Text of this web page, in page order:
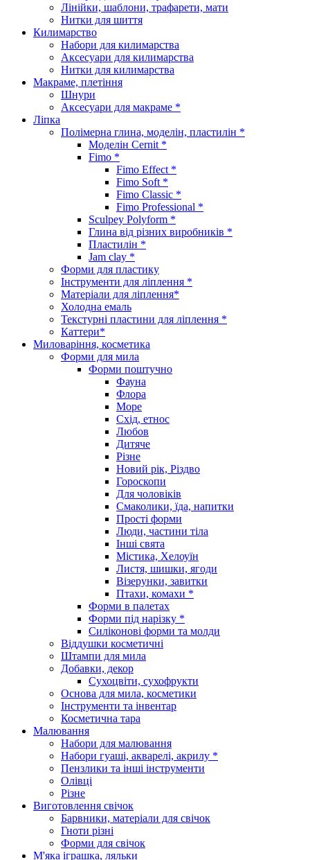
Лінійки, шаблони, трафарети, мати
Нитки для шиття
Килимарство
Набори для килимарства
Аксесуари для килимарства
Нитки для килимарства
Макраме, плетіння
Шнури
Аксесуари для макраме *
Ліпка
Полімерна глина, моделін, пластилін *
Моделін Cernit *
Fimo *
Fimo Effect *
Fimo Soft *
Fimo Classic *
Fimo Professional *
Sculpey Polyform *
Глина від різних виробників *
Пластилін *
Jam clay *
Форми для пластику
Інструменти для ліплення *
Матеріали для ліплення*
Холодна емаль
Текстурні пластини для ліплення *
Каттери*
Миловаріння, косметика
Форми для мила
Форми поштучно
Фауна
Флора
Море
Схід, етнос
Любов
Дитяче
Різне
Новий рік, Різдво
Гороскопи
Для чоловіків
Смаколики, їда, напитки
Прості форми
Люди, частини тіла
Інші свята
Містика, Хелоуїн
Листя, шишки, ягоди
Візерунки, завитки
Птахи, комахи *
Форми в палетах
Форми під нарізку *
Силіконові форми та молди
Віддушки косметичні
Штампи для мила
Добавки, декор
Сухоцвіти, сухофрукти
Основа для мила, косметики
Інструменти та інвентар
Косметична тара
Малювання
Набори для малювання
Набори гуаші, акварелі, акрилу *
Пензлики та інші інструменти
Олівці
Різне
Виготовлення свічок
Барвники, матеріали для свічок
Гноти різні
Форми для свічок
М'яка іграшка, ляльки